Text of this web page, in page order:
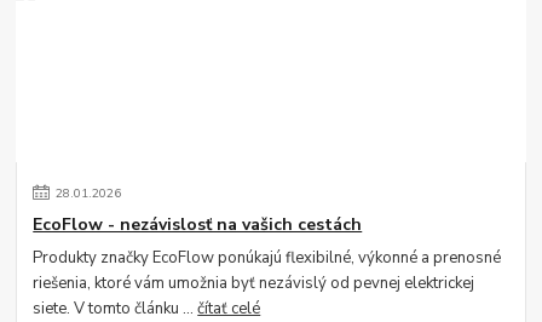
28.01.2026
EcoFlow - nezávislosť na vašich cestách
Produkty značky EcoFlow ponúkajú flexibilné, výkonné a prenosné
riešenia, ktoré vám umožnia byť nezávislý od pevnej elektrickej
siete. V tomto článku ...čítať celé